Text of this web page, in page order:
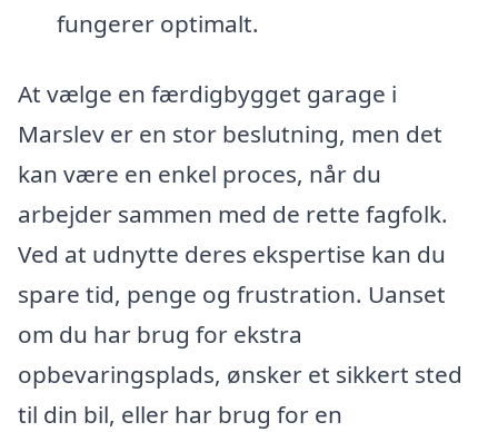
fungerer optimalt.
At vælge en færdigbygget garage i
Marslev er en stor beslutning, men det
kan være en enkel proces, når du
arbejder sammen med de rette fagfolk.
Ved at udnytte deres ekspertise kan du
spare tid, penge og frustration. Uanset
om du har brug for ekstra
opbevaringsplads, ønsker et sikkert sted
til din bil, eller har brug for en